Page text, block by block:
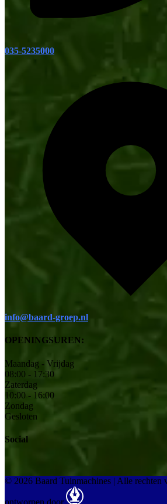
035-5235000
info@baard-groep.nl
OPENINGSUREN:
Maandag - Vrijdag
08:00 - 17:30
Zaterdag
10:00 - 16:00
Zondag
Gesloten
Social
© 2026 Baard Tuinmachines | Alle rechten
ontworpen door